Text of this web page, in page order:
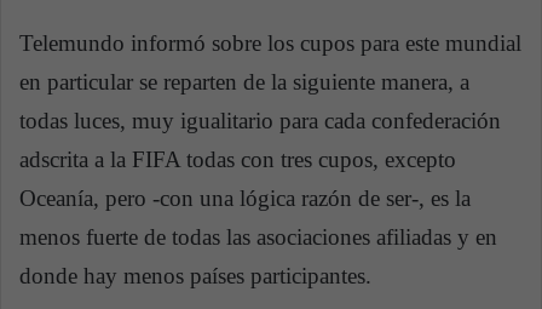
Telemundo informó sobre los cupos para este mundial
en particular se reparten de la siguiente manera, a
todas luces, muy igualitario para cada confederación
adscrita a la FIFA todas con tres cupos, excepto
Oceanía, pero -con una lógica razón de ser-, es la
menos fuerte de todas las asociaciones afiliadas y en
donde hay menos países participantes.